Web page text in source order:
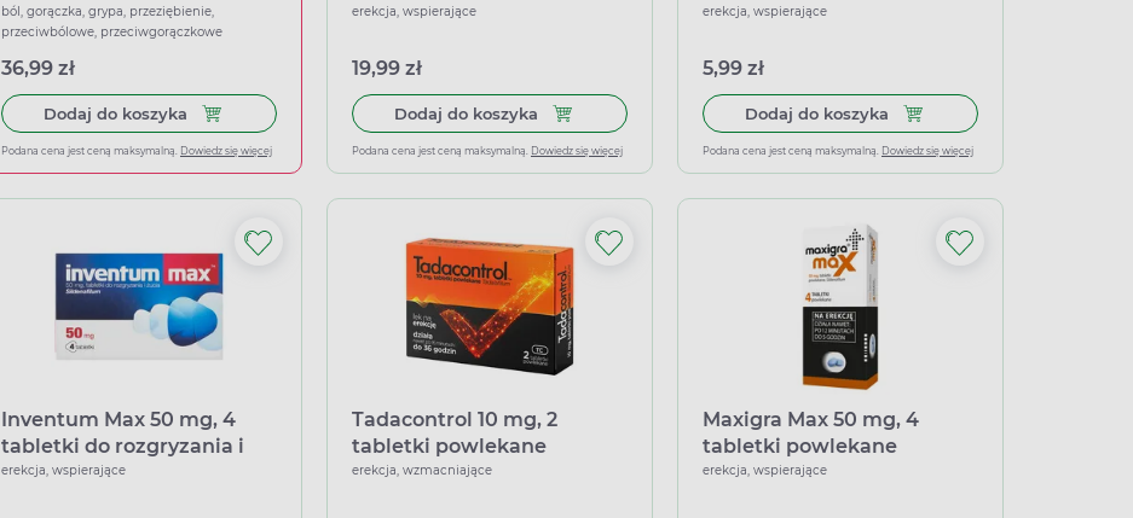
ból, gorączka, grypa, przeziębienie,
przeciwbólowe, przeciwgorączkowe
36,99 zł
Dodaj do koszyka Dodaj do koszyka Ibuprom Max Sprint, 40 kapsułek miękkich
Podana cena jest ceną maksymalną. Dowiedz się więcej
żucia
erekcja, wspierające
19,99 zł
Dodaj do koszyka Dodaj do koszyka Mensil Max 50 mg, 4 tabletki do rozgryzania i żucia
Podana cena jest ceną maksymalną. Dowiedz się więcej
erekcja, wspierające
5,99 zł
Dodaj do koszyka Dodaj do koszyka Princex
Podana cena jest ceną maksymalną. Dowiedz się więcej
Inventum Max 50 mg, 4
tabletki do rozgryzania i
żucia
erekcja, wspierające
Tadacontrol 10 mg, 2
tabletki powlekane
erekcja, wzmacniające
Maxigra Max 50 mg, 4
tabletki powlekane
erekcja, wspierające